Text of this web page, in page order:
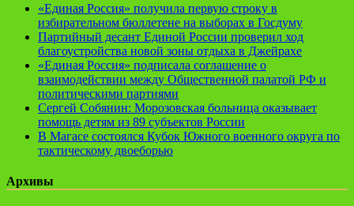
«Единая Россия» получила первую строку в
избирательном бюллетене на выборах в Госдуму
Партийный десант Единой России проверил ход
благоустройства новой зоны отдыха в Джейрахе
«Единая Россия» подписала соглашение о
взаимодействии между Общественной палатой РФ и
политическими партиями
Сергей Собянин: Морозовская больница оказывает
помощь детям из 89 субъектов России
В Магасе состоялся Кубок Южного военного округа по
тактическому двоеборью
Архивы